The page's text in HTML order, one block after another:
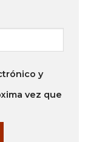
y
vez que